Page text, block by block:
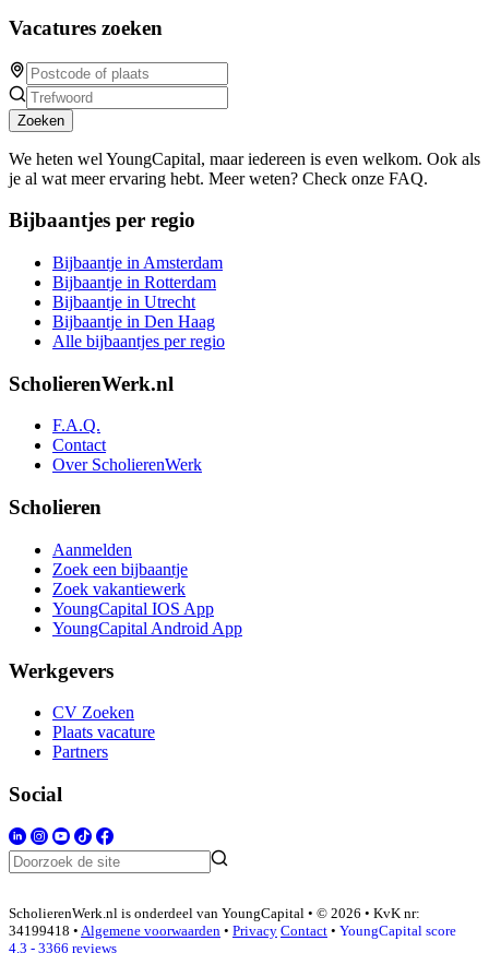
Vacatures zoeken
Zoeken
We heten wel YoungCapital, maar iedereen is even welkom. Ook als
je al wat meer ervaring hebt. Meer weten? Check onze FAQ.
Bijbaantjes per regio
Bijbaantje in Amsterdam
Bijbaantje in Rotterdam
Bijbaantje in Utrecht
Bijbaantje in Den Haag
Alle bijbaantjes per regio
ScholierenWerk.nl
F.A.Q.
Contact
Over ScholierenWerk
Scholieren
Aanmelden
Zoek een bijbaantje
Zoek vakantiewerk
YoungCapital IOS App
YoungCapital Android App
Werkgevers
CV Zoeken
Plaats vacature
Partners
Social
ScholierenWerk.nl is onderdeel van YoungCapital • © 2026 • KvK nr:
34199418 • Algemene voorwaarden • Privacy Contact • YoungCapital score
4.3 - 3366 reviews